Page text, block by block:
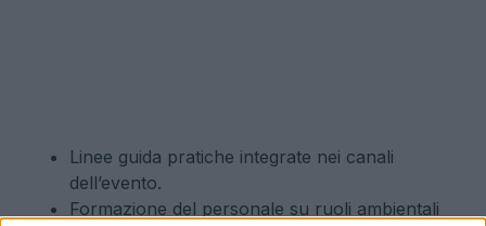
Linee guida pratiche integrate nei canali
dell’evento.
Formazione del personale su ruoli ambientali